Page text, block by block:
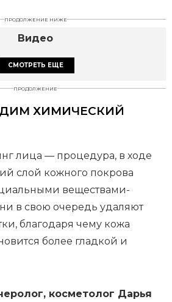
ПРОДОЛЖЕНИЕ НИЖЕ
Видео
СМОТРЕТЬ ЕЩЕ
ПРОДОЛЖЕНИЕ
ХИМИЧЕСКИЙ
лица — процедура, в ходе
слой кожного покрова
веществами-
в свою очередь удаляют
благодаря чему кожа
более гладкой и
косметолог Дарья